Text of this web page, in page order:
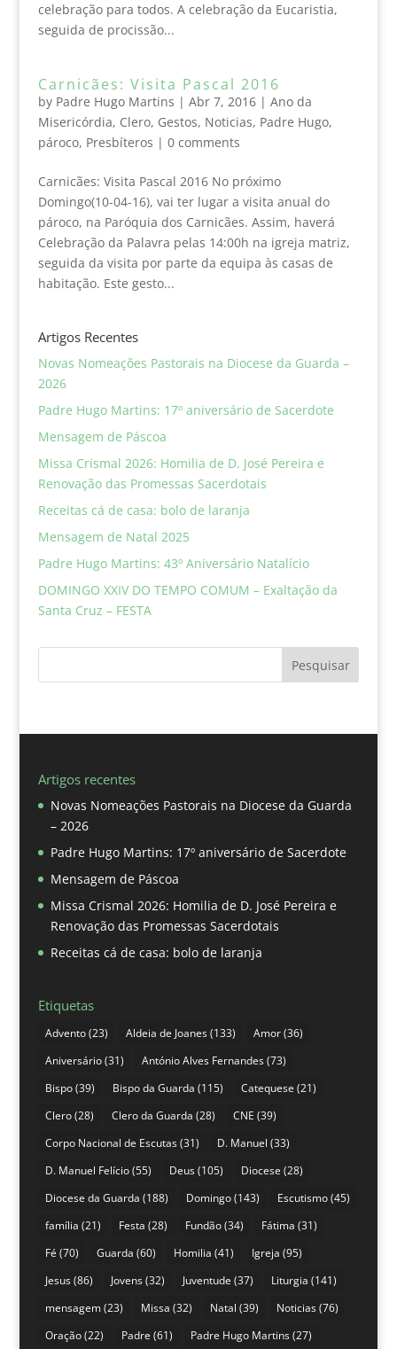
celebração para todos. A celebração da Eucaristia,
seguida de procissão...
Carnicães: Visita Pascal 2016
by Padre Hugo Martins | Abr 7, 2016| Ano da
Misericórdia, Clero, Gestos, Noticias, Padre Hugo,
pároco, Presbíteros | 0 comments
Carnicães: Visita Pascal 2016 No próximo
Domingo(10-04-16), vai ter lugar a visita anual do
pároco, na Paróquia dos Carnicães. Assim, haverá
Celebração da Palavra pelas 14:00h na igreja matriz,
seguida da visita por parte da equipa às casas de
habitação. Este gesto...
Artigos Recentes
Novas Nomeações Pastorais na Diocese da Guarda –
2026
Padre Hugo Martins: 17º aniversário de Sacerdote
Mensagem de Páscoa
Missa Crismal 2026: Homilia de D. José Pereira e
Renovação das Promessas Sacerdotais
Receitas cá de casa: bolo de laranja
Mensagem de Natal 2025
Padre Hugo Martins: 43º Aniversário Natalício
DOMINGO XXIV DO TEMPO COMUM – Exaltação da
Santa Cruz – FESTA
Pesquisar
Artigos recentes
Novas Nomeações Pastorais na Diocese da Guarda
– 2026
Padre Hugo Martins: 17º aniversário de Sacerdote
Mensagem de Páscoa
Missa Crismal 2026: Homilia de D. José Pereira e
Renovação das Promessas Sacerdotais
Receitas cá de casa: bolo de laranja
Etiquetas
Advento(23) Aldeia de Joanes(133) Amor(36)
Aniversário(31) António Alves Fernandes(73)
Bispo(39) Bispo da Guarda (115) Catequese (21)
Clero(28) Clero da Guarda (28) CNE (39)
Corpo Nacional de Escutas(31) D. Manuel (33)
D. Manuel Felício(55) Deus(105) Diocese (28)
Diocese da Guarda (188) Domingo(143) Escutismo(45)
família (21) Festa (28) Fundão(34) Fátima (31)
Fé (70) Guarda (60) Homilia (41) Igreja (95)
Jesus(86) Jovens(32) Juventude (37) Liturgia (141)
mensagem(23) Missa (32) Natal (39) Noticias(76)
Oração(22) Padre (61) Padre Hugo Martins(27)